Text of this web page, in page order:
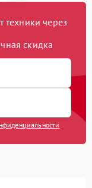
через
скидка